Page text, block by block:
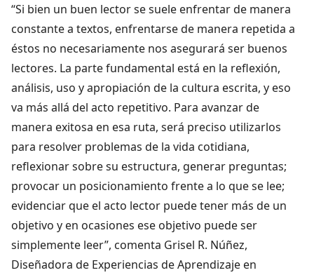
“Si bien un buen lector se suele enfrentar de manera
constante a textos, enfrentarse de manera repetida a
éstos no necesariamente nos asegurará ser buenos
lectores. La parte fundamental está en la reflexión,
análisis, uso y apropiación de la cultura escrita, y eso
va más allá del acto repetitivo. Para avanzar de
manera exitosa en esa ruta, será preciso utilizarlos
para resolver problemas de la vida cotidiana,
reflexionar sobre su estructura, generar preguntas;
provocar un posicionamiento frente a lo que se lee;
evidenciar que el acto lector puede tener más de un
objetivo y en ocasiones ese objetivo puede ser
simplemente leer”, comenta Grisel R. Núñez,
Diseñadora de Experiencias de Aprendizaje en